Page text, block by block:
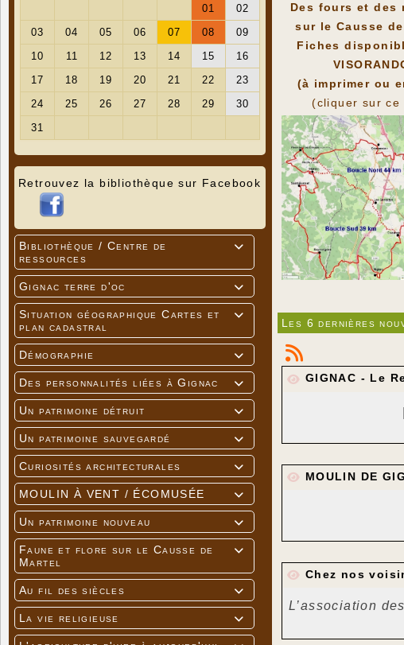
Retrouvez la bibliothèque sur Facebook

Bibliothèque / Centre de
ressources

Gignac terre d'oc

Situation géographique Cartes et
plan cadastral

Démographie

Des personnalités liées à Gignac

Un patrimoine détruit

Un patrimoine sauvegardé

Curiosités architecturales

MOULIN À VENT / ÉCOMUSÉE

Un patrimoine nouveau

Faune et flore sur le Causse de
Martel

Au fil des siècles

La vie religieuse
Des fours et des
sur le Causse
Fiches
(à imprimer ou
(cliquer sur ce
Les 6 dernières
GIGNAC - Le
MOULIN DE
Chez nos
L’association
Cette année,